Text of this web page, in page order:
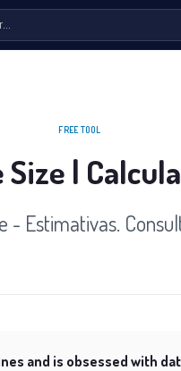
FREE TOOL
|
- Estimativas.
and is obsessed with